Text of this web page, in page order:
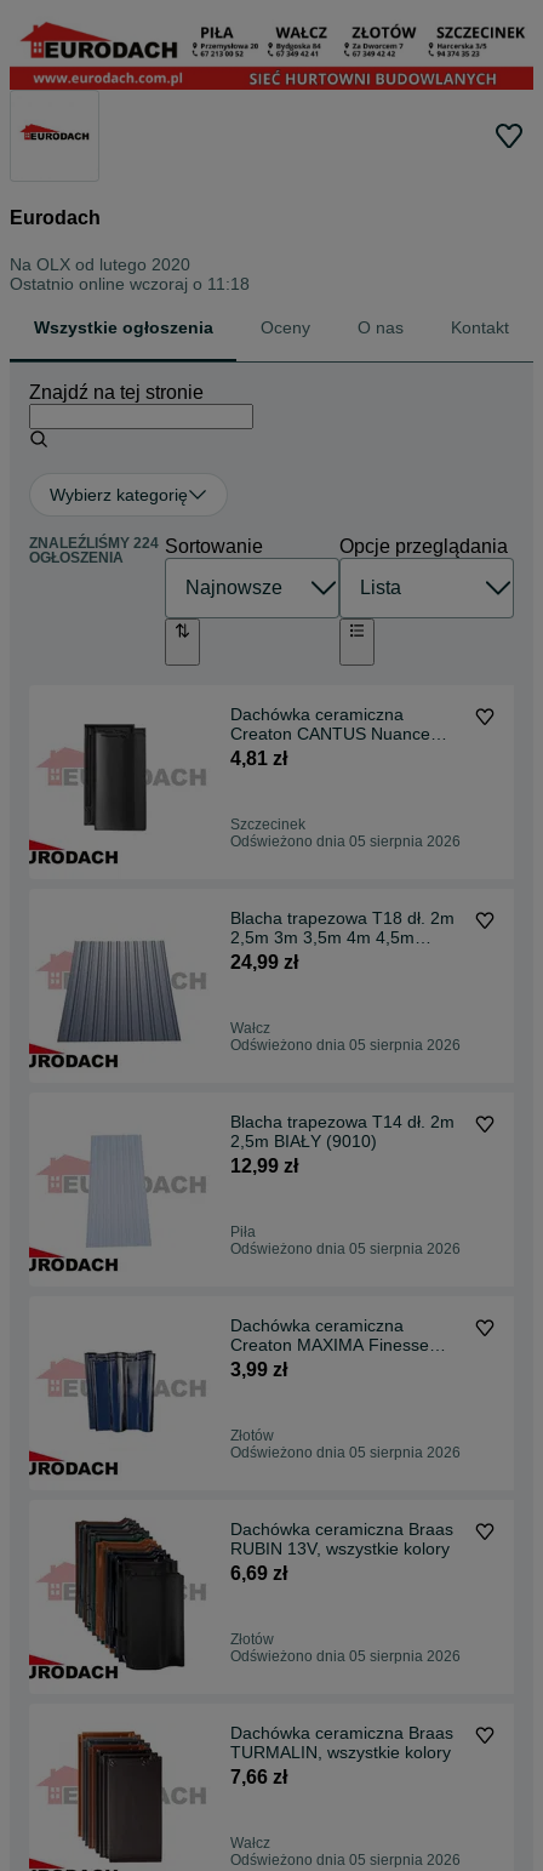
Eurodach
Na OLX od lutego 2020
Ostatnio online wczoraj o 11:18
Wszystkie ogłoszenia Oceny O nas Kontakt
Znajdź na tej stronie
Wybierz kategorię
ZNALEŹLIŚMY 224
OGŁOSZENIA
Sortowanie Opcje przeglądania
Dachówka ceramiczna
Creaton CANTUS Nuance
czarna matowa angobowana
4,81 zł
Szczecinek
Odświeżono dnia 05 sierpnia 2026
Blacha trapezowa T18 dł. 2m
2,5m 3m 3,5m 4m 4,5m
GRAFIT (7016) MAT
24,99 zł
Wałcz
Odświeżono dnia 05 sierpnia 2026
Blacha trapezowa T14 dł. 2m
2,5m BIAŁY (9010)
12,99 zł
Piła
Odświeżono dnia 05 sierpnia 2026
Dachówka ceramiczna
Creaton MAXIMA Finesse
czarna glazura
3,99 zł
Złotów
Odświeżono dnia 05 sierpnia 2026
Dachówka ceramiczna Braas
RUBIN 13V, wszystkie kolory
6,69 zł
Złotów
Odświeżono dnia 05 sierpnia 2026
Dachówka ceramiczna Braas
TURMALIN, wszystkie kolory
7,66 zł
Wałcz
Odświeżono dnia 05 sierpnia 2026